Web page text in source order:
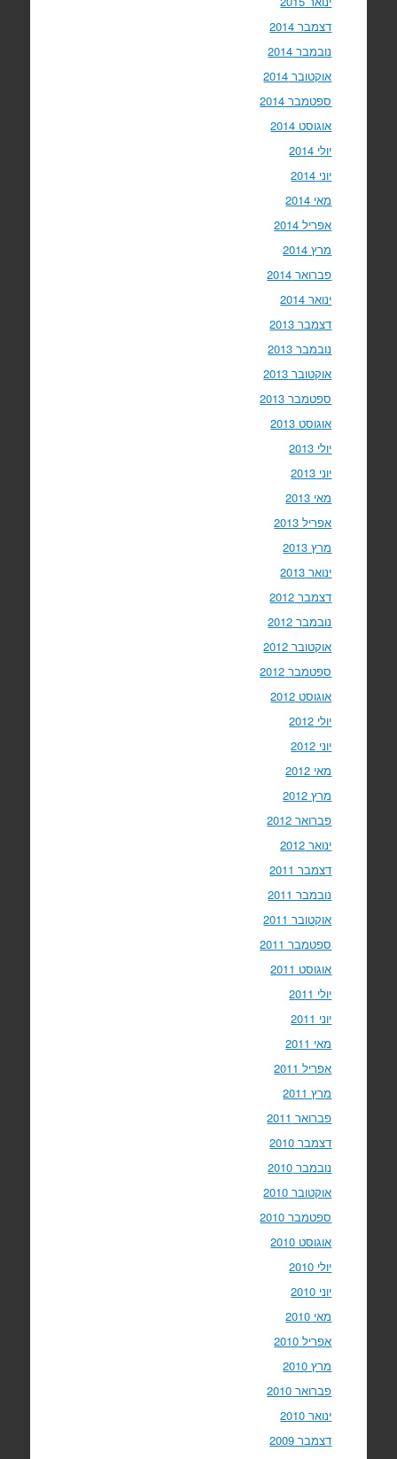
דצמבר 2014
נובמבר 2014
אוקטובר 2014
ספטמבר 2014
אוגוסט 2014
יולי 2014
יוני 2014
מאי 2014
אפריל 2014
מרץ 2014
פברואר 2014
ינואר 2014
דצמבר 2013
נובמבר 2013
אוקטובר 2013
ספטמבר 2013
אוגוסט 2013
יולי 2013
יוני 2013
מאי 2013
אפריל 2013
מרץ 2013
ינואר 2013
דצמבר 2012
נובמבר 2012
אוקטובר 2012
ספטמבר 2012
אוגוסט 2012
יולי 2012
יוני 2012
מאי 2012
מרץ 2012
פברואר 2012
ינואר 2012
דצמבר 2011
נובמבר 2011
אוקטובר 2011
ספטמבר 2011
אוגוסט 2011
יולי 2011
יוני 2011
מאי 2011
אפריל 2011
מרץ 2011
פברואר 2011
דצמבר 2010
נובמבר 2010
אוקטובר 2010
ספטמבר 2010
אוגוסט 2010
יולי 2010
יוני 2010
מאי 2010
אפריל 2010
מרץ 2010
פברואר 2010
ינואר 2010
דצמבר 2009